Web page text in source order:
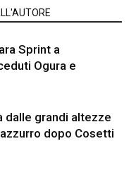
Sprint a
Ogura e
dalle grandi altezze
dopo Cosetti